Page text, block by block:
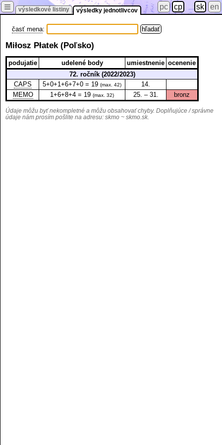
výsledkové listiny výsledky jednotlivcov
≡ pc cp sk en
časť mena:
Miłosz Płatek (Poľsko)
podujatie udelené body umiestnenie ocenenie
72. ročník (2022/2023)
CAPS
5+0+1+6+7+0 = 19 (max. 42)
14.
MEMO
1+6+8+4 = 19 (max. 32) 25. – 31. bronz
Údaje môžu byť nekompletné a môžu obsahovať chyby. Doplňujúce / správne
údaje nám prosím pošlite na adresu: skmo ~ skmo.sk